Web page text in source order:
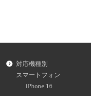
対応機種別
スマートフォン
iPhone 16